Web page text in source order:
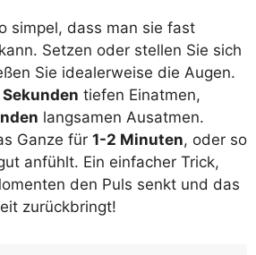
simpel, dass man sie fast
Setzen oder stellen Sie sich
Sie idealerweise die Augen.
Sekunden tiefen Einatmen,
langsamen Ausatmen.
Ganze für 1-2 Minuten, oder so
anfühlt. Ein einfacher Trick,
den Puls senkt und das
zurückbringt!